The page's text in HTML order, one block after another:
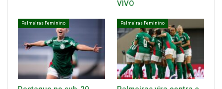
VIVO
Palmeiras Feminino Palmeiras Feminino